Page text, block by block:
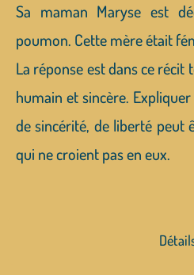
Sa maman Maryse est
poumon. Cette mère était
La réponse est dans ce
humain et sincère.
de sincérité, de liberté peut
qui ne croient pas en eux.